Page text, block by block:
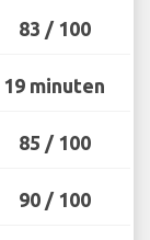
83 / 100
19 minuten
85 / 100
90 / 100